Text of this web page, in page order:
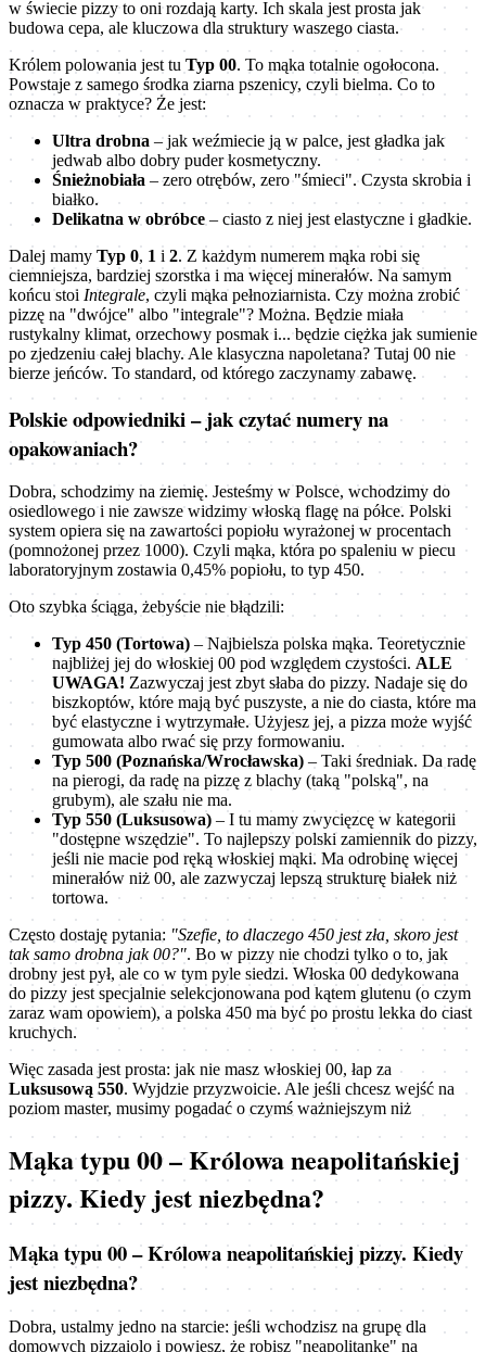
w świecie pizzy to oni rozdają karty. Ich skala jest prosta jak
budowa cepa, ale kluczowa dla struktury waszego ciasta.
Królem polowania jest tu Typ 00. To mąka totalnie ogołocona.
Powstaje z samego środka ziarna pszenicy, czyli bielma. Co to
oznacza w praktyce? Że jest:
Ultra drobna – jak weźmiecie ją w palce, jest gładka jak
jedwab albo dobry puder kosmetyczny.
Śnieżnobiała – zero otrębów, zero "śmieci". Czysta skrobia i
białko.
Delikatna w obróbce – ciasto z niej jest elastyczne i gładkie.
Dalej mamy Typ 0, 1 i 2. Z każdym numerem mąka robi się
ciemniejsza, bardziej szorstka i ma więcej minerałów. Na samym
końcu stoi Integrale, czyli mąka pełnoziarnista. Czy można zrobić
pizzę na "dwójce" albo "integrale"? Można. Będzie miała
rustykalny klimat, orzechowy posmak i... będzie ciężka jak sumienie
po zjedzeniu całej blachy. Ale klasyczna napoletana? Tutaj 00 nie
bierze jeńców. To standard, od którego zaczynamy zabawę.
Polskie odpowiedniki – jak czytać numery na
opakowaniach?
Dobra, schodzimy na ziemię. Jesteśmy w Polsce, wchodzimy do
osiedlowego i nie zawsze widzimy włoską flagę na półce. Polski
system opiera się na zawartości popiołu wyrażonej w procentach
(pomnożonej przez 1000). Czyli mąka, która po spaleniu w piecu
laboratoryjnym zostawia 0,45% popiołu, to typ 450.
Oto szybka ściąga, żebyście nie błądzili:
Typ 450 (Tortowa) – Najbielsza polska mąka. Teoretycznie
najbliżej jej do włoskiej 00 pod względem czystości. ALE
UWAGA! Zazwyczaj jest zbyt słaba do pizzy. Nadaje się do
biszkoptów, które mają być puszyste, a nie do ciasta, które ma
być elastyczne i wytrzymałe. Użyjesz jej, a pizza może wyjść
gumowata albo rwać się przy formowaniu.
Typ 500 (Poznańska/Wrocławska) – Taki średniak. Da radę
na pierogi, da radę na pizzę z blachy (taką "polską", na
grubym), ale szału nie ma.
Typ 550 (Luksusowa) – I tu mamy zwycięzcę w kategorii
"dostępne wszędzie". To najlepszy polski zamiennik do pizzy,
jeśli nie macie pod ręką włoskiej mąki. Ma odrobinę więcej
minerałów niż 00, ale zazwyczaj lepszą strukturę białek niż
tortowa.
Często dostaję pytania: "Szefie, to dlaczego 450 jest zła, skoro jest
tak samo drobna jak 00?". Bo w pizzy nie chodzi tylko o to, jak
drobny jest pył, ale co w tym pyle siedzi. Włoska 00 dedykowana
do pizzy jest specjalnie selekcjonowana pod kątem glutenu (o czym
zaraz wam opowiem), a polska 450 ma być po prostu lekka do ciast
kruchych.
Więc zasada jest prosta: jak nie masz włoskiej 00, łap za
Luksusową 550. Wyjdzie przyzwoicie. Ale jeśli chcesz wejść na
poziom master, musimy pogadać o czymś ważniejszym niż
Mąka typu 00 – Królowa neapolitańskiej
pizzy. Kiedy jest niezbędna?
Mąka typu 00 – Królowa neapolitańskiej pizzy. Kiedy
jest niezbędna?
Dobra, ustalmy jedno na starcie: jeśli wchodzisz na grupę dla
domowych pizzaiolo i powiesz, że robisz "neapolitankę" na